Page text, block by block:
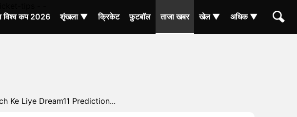
tips - -
विश्व कप 2026 शृंखला ▼ क्रिकेट फ़ुटबॉल ताजा खबर खेल ▼ अधिक ▼
Ke Liye Dream11 Prediction...